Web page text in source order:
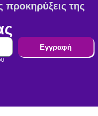
προκηρύξεις της
Εγγραφή